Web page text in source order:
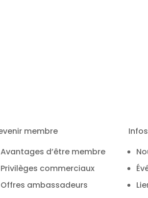
membre
Avantages d’être membre
Privilèges commerciaux
Offres ambassadeurs
Infos